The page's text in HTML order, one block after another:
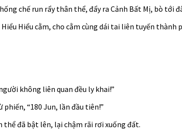
chế run rẩy thân thể, đẩy ra Cảnh Bất Mị, bò tới
Hiểu cằm, cho cằm cùng dái tai liên tuyến
không liên quan đều ly khai!”
phiến, “180 Jun, lần đầu tiên!”
thể đã bật lên, lại chậm rãi rơi xuống đất.